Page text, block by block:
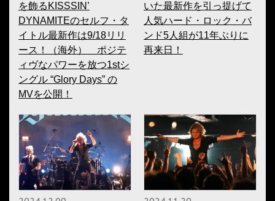
を飾るKISSSIN’
DYNAMITEのセルフ・タ
イトル最新作は9/18リリ
ース！（海外） ポジテ
ィヴなパワーを放つ1stシ
ングル “Glory Days” の
MVを公開！
いた最新作を引っ提げて
人気ハード・ロック・バ
ンド5人組が11年ぶりに
再来日！